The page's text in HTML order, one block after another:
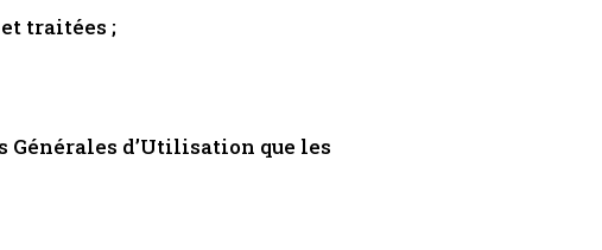
traitées ;
d’Utilisation que les